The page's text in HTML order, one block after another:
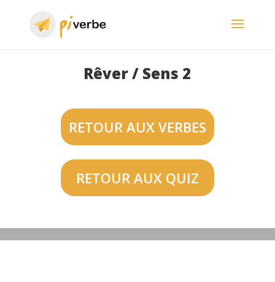
Rêver / Sens 2
RETOUR AUX VERBES
RETOUR AUX QUIZ